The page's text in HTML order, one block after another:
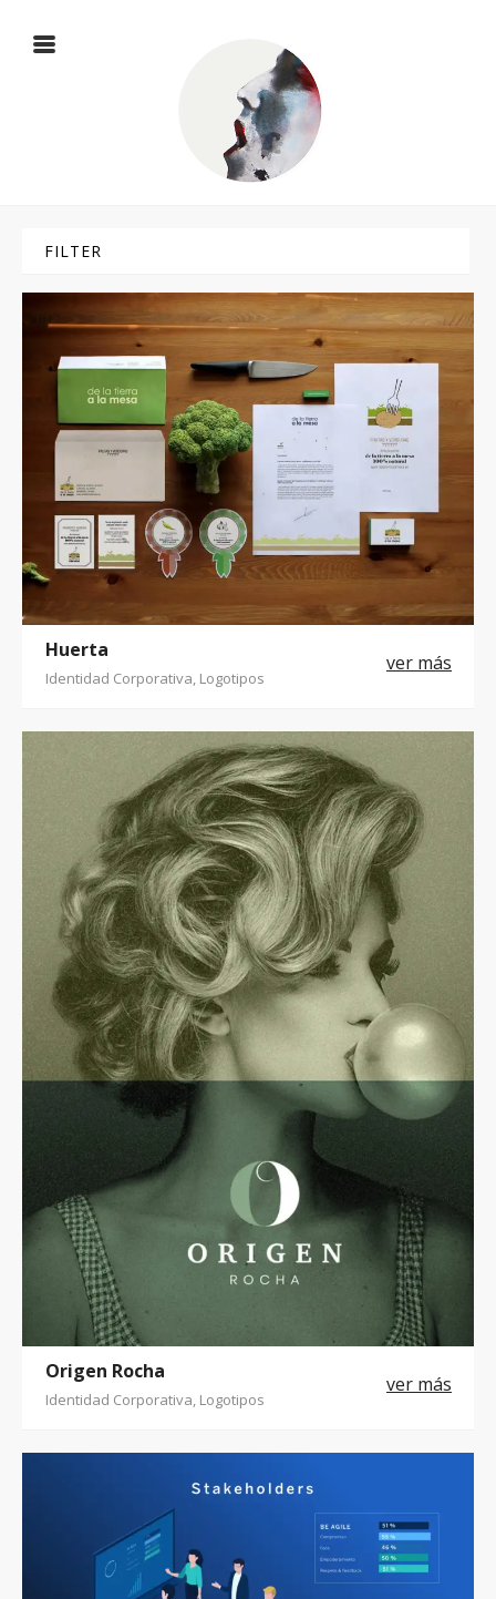
FILTER
Huerta
Identidad Corporativa, Logotipos
Origen Rocha
Identidad Corporativa, Logotipos